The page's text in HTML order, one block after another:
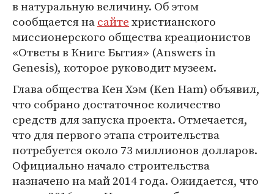
в натуральную величину. Об этом
сообщается насайтехристианского
миссионерского общества креационистов
«Ответы в Книге Бытия» (Answers in
Genesis), которое руководит музеем.
Глава общества Кен Хэм (Ken Ham) объявил,
что собрано достаточное количество
средств для запуска проекта. Отмечается,
что для первого этапа строительства
потребуется около 73 миллионов долларов.
Официально начало строительства
назначено на май 2014 года. Ожидается, что